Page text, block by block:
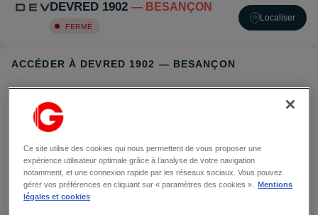
DEVRED 1902 — BESANÇON
FERMÉ
Localiser
ACCÉDER À DEVRED 1902 — BESANÇON
Ce site utilise des cookies qui nous permettent de vous proposer une
expérience utilisateur optimale grâce à l’analyse de votre navigation
notamment, et une connexion rapide par les réseaux sociaux. Vous pouvez
gérer vos préférences en cliquant sur « paramètres des cookies ».
Mentions
légales et cookies